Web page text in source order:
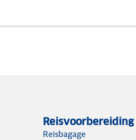
Reisvoorbereiding
Reisbagage